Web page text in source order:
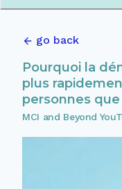
go back
Pourquoi la
plus
personnes
MCI and Beyond